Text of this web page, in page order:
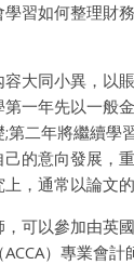
習如何整理財
大同小異，以
一年先以一般
第二年將繼續學
的意向發展，
，通常以論文的
可以參加由英
）專業會